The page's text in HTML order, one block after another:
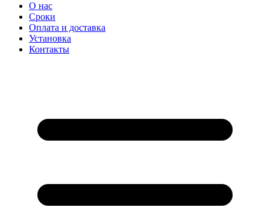
О нас
Сроки
Оплата и доставка
Установка
Контакты